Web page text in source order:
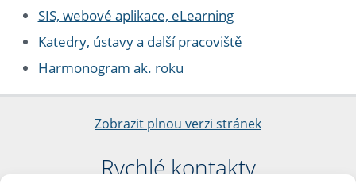
SIS, webové aplikace, eLearning
Katedry, ústavy a další pracoviště
Harmonogram ak. roku
Zobrazit plnou verzi stránek
Rychlé kontakty